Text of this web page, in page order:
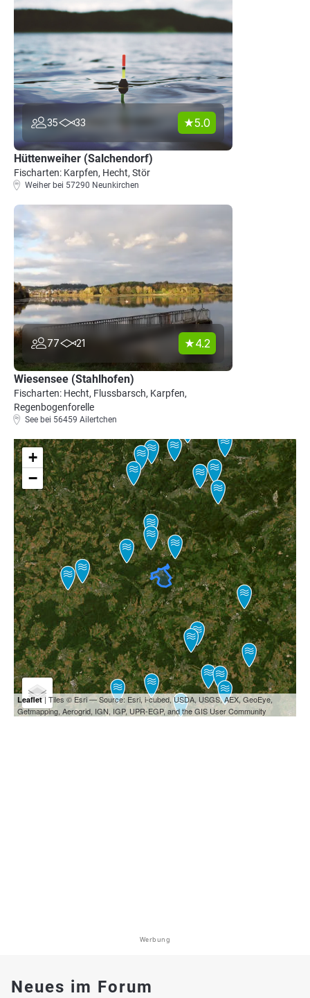
35 33 5.0
Hüttenweiher (Salchendorf)
Fischarten: Karpfen, Hecht, Stör
Weiher bei 57290 Neunkirchen
77 21 4.2
Wiesensee (Stahlhofen)
Fischarten: Hecht, Flussbarsch, Karpfen,
Regenbogenforelle
See bei 56459 Ailertchen
+
−
Leaflet| Tiles © Esri — Source: Esri, i-cubed, USDA, USGS, AEX, GeoEye,
Getmapping, Aerogrid, IGN, IGP, UPR-EGP, and the GIS User Community
Werbung
Neues im Forum